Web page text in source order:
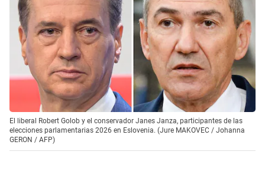
El liberal Robert Golob y el conservador Janes Janza, participantes de las
elecciones parlamentarias 2026 en Eslovenia. (Jure MAKOVEC / Johanna
GERON / AFP)